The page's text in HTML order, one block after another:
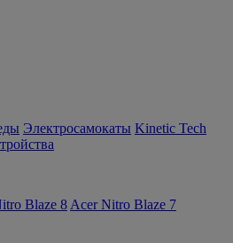
Электросамокаты Kinetic Tech
Blaze 8 Acer Nitro Blaze 7